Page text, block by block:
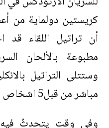
كريستين دولماية من
أن تراتيل اللقاء قد
مطبوعة بالألحان
وستتلى التراتيل
مباشر من قبل5 اشخاص معنيين بعزف التراتيل”.
وفي وقت يتحدثُ فيه